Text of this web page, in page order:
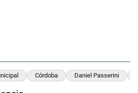
Córdoba Daniel Passerini